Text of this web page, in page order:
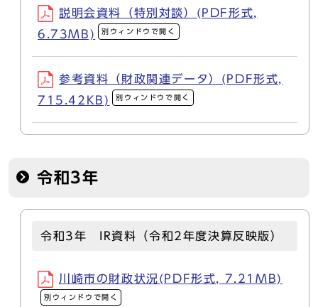
説明会資料（特別対談）(PDF形式,
6.73MB)
別ウィンドウで開く
参考資料（財政関連データ）(PDF形式,
715.42KB)
別ウィンドウで開く
令和3年
令和3年 IR資料（令和2年度決算反映版）
川崎市の財政状況(PDF形式, 7.21MB)
別ウィンドウで開く